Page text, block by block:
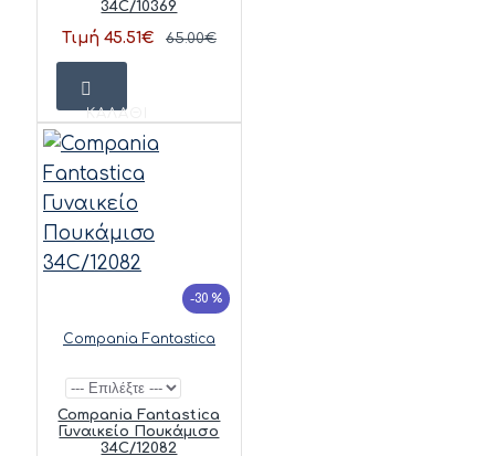
34C/10369
Τιμή 45.51€ 65.00€
ΚΑΛΆΘΙ
-30 %
Compania Fantastica
Compania Fantastica
Γυναικείο Πουκάμισο
34C/12082